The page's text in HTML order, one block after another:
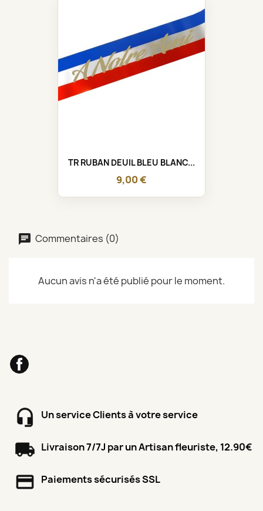
TR RUBAN DEUIL BLEU BLANC...
9,00 €
Commentaires (0)
Aucun avis n'a été publié pour le moment.
Facebook
Un service Clients à votre service
Livraison 7/7J par un Artisan fleuriste, 12.90€
Paiements sécurisés SSL